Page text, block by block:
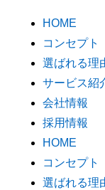
HOME
コンセプト
選ばれる理
サービス紹
会社情報
採用情報
HOME
コンセプト
選ばれる理